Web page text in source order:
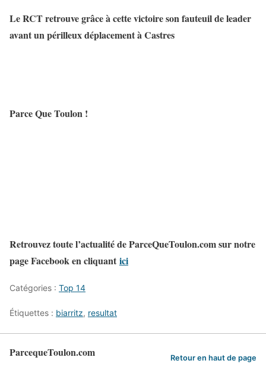
Le RCT retrouve grâce à cette victoire son fauteuil de leader
avant un périlleux déplacement à Castres
Parce Que Toulon !
Retrouvez toute l’actualité de ParceQueToulon.com sur notre
page Facebook en cliquant ici
Catégories : Top 14
Étiquettes : biarritz, resultat
ParcequeToulon.com Retour en haut de page